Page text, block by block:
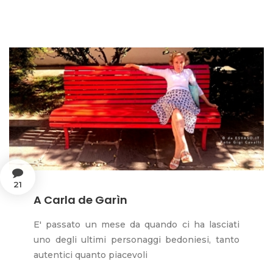
21
A Carla de Garìn
E' passato un mese da quando ci ha lasciati
uno degli ultimi personaggi bedoniesi, tanto
autentici quanto piacevoli